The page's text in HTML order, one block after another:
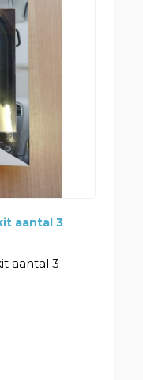
aantal 3
aantal 3